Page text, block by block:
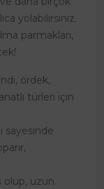
yolabilirsiniz.
parmakları,
ördek,
türleri için
sayesinde
olup, uzun